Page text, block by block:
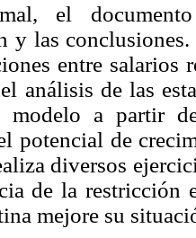
el
y las
entre salarios
análisis de las
modelo a partir
potencial de
diversos
de la restricción
mejore su